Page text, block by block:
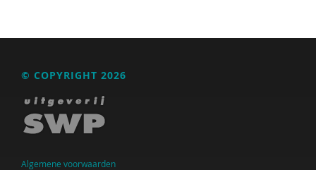
© COPYRIGHT 2026
Algemene voorwaarden